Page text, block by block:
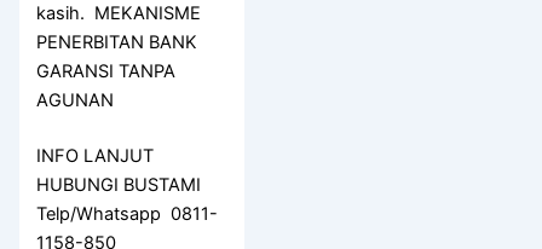
kasih. MEKANISME
PENERBITAN BANK
GARANSI TANPA
AGUNAN
INFO LANJUT
HUBUNGI BUSTAMI
Telp/Whatsapp 0811-
1158-850